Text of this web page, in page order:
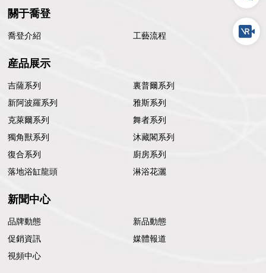
關于喬登
喬登介紹 工藝流程
産品展示
吉薩系列
裏普爾系列
新阿波羅系列
雅斯系列
克萊爾系列
舞者系列
獨角獸系列
沐藏閣系列
復合系列
廚房系列
落地浴缸龍頭
淋浴花灑
新聞中心
品牌動態
新品動態
促銷資訊
媒體報道
視頻中心